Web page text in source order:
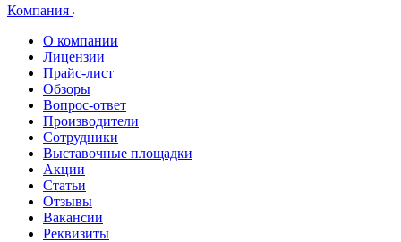
Компания
О компании
Лицензии
Прайс-лист
Обзоры
Вопрос-ответ
Производители
Сотрудники
Выставочные площадки
Акции
Статьи
Отзывы
Вакансии
Реквизиты